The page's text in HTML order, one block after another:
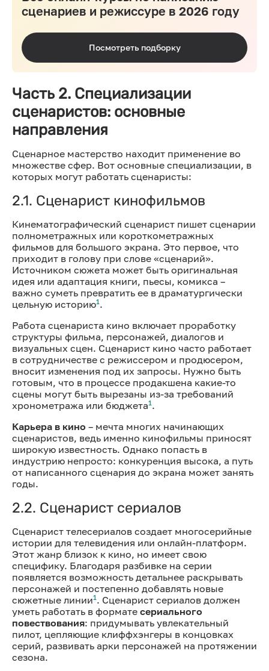
сценариев и режиссуре в 2026 году
Посмотреть подборку
Часть 2. Специализации
сценаристов: основные
направления
Сценарное мастерство находит применение во
множестве сфер. Вот основные специализации, в
которых могут работать сценаристы:
2.1. Сценарист кинофильмов
Кинематографический сценарист пишет сценарии
полнометражных или короткометражных
фильмов для большого экрана. Это первое, что
приходит в голову при слове «сценарий».
Источником сюжета может быть оригинальная
идея или адаптация книги, пьесы, комикса –
важно суметь превратить ее в драматургически
цельную историю1 .
Работа сценариста кино включает проработку
структуры фильма, персонажей, диалогов и
визуальных сцен. Сценарист кино часто работает
в сотрудничестве с режиссером и продюсером,
вносит изменения под их запросы. Нужно быть
готовым, что в процессе продакшена какие-то
сцены могут быть вырезаны из-за требований
хронометража или бюджета1 .
Карьера в кино – мечта многих начинающих
сценаристов, ведь именно кинофильмы приносят
широкую известность. Однако попасть в
индустрию непросто: конкуренция высока, а путь
от написанного сценария до экрана может занять
годы.
2.2. Сценарист сериалов
Сценарист телесериалов создает многосерийные
истории для телевидения или онлайн-платформ.
Этот жанр близок к кино, но имеет свою
специфику. Благодаря разбивке на серии
появляется возможность детальнее раскрывать
персонажей и постепенно добавлять новые
сюжетные линии1 . Сценарист сериалов должен
уметь работать в формате сериального
повествования: придумывать увлекательный
пилот, цепляющие клиффхэнгеры в концовках
серий, развивать арки персонажей на протяжении
сезона.